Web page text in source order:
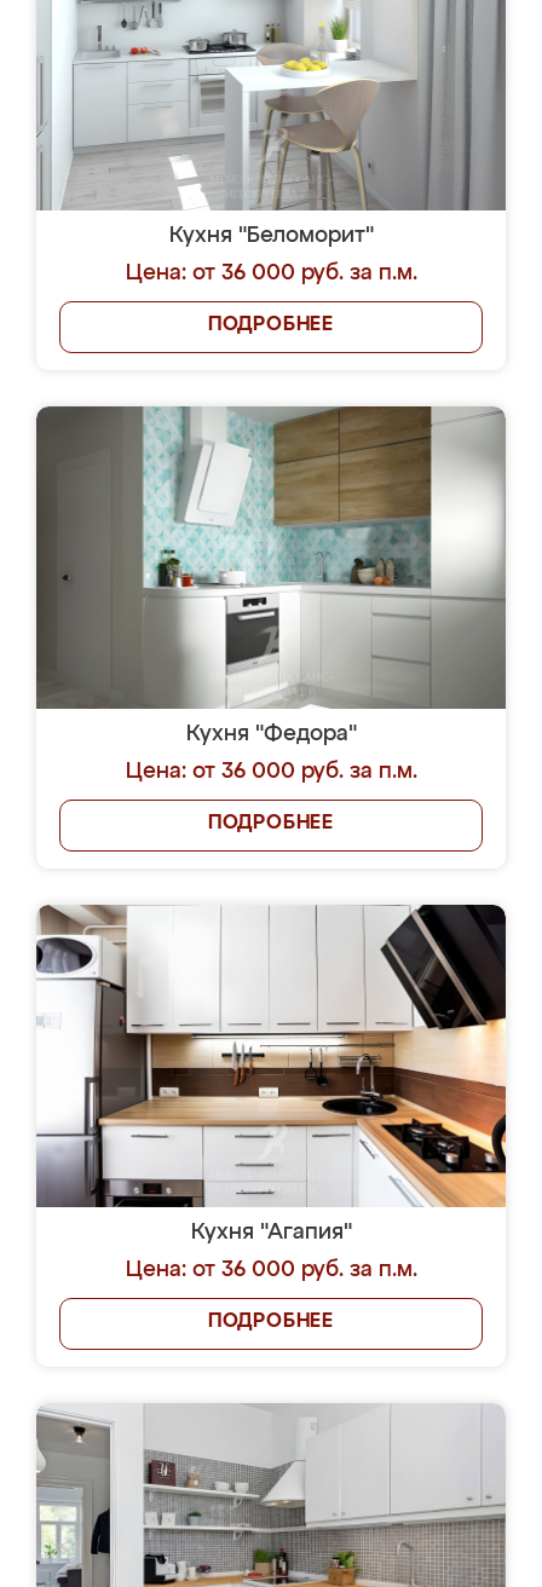
Кухня "Беломорит"
Цена: от 36 000 руб. за п.м.
ПОДРОБНЕЕ
Кухня "Федора"
Цена: от 36 000 руб. за п.м.
ПОДРОБНЕЕ
Кухня "Агапия"
Цена: от 36 000 руб. за п.м.
ПОДРОБНЕЕ